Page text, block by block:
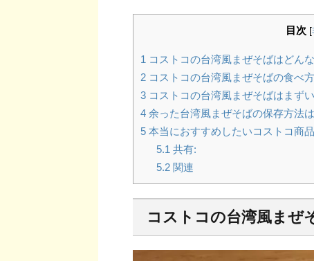
目次 [
1 コストコの台湾風まぜそばはどん
2 コストコの台湾風まぜそばの食べ方
3 コストコの台湾風まぜそばはまず
4 余った台湾風まぜそばの保存方法
5 本当におすすめしたいコストコ商
5.1 共有:
5.2関連
コストコの台湾風まぜ